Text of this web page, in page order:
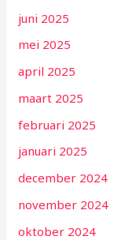
juni 2025
mei 2025
april 2025
maart 2025
februari 2025
januari 2025
december 2024
november 2024
oktober 2024